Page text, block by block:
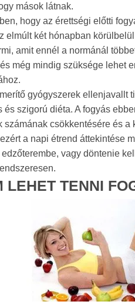
mások látnak.
hogy az érettségi előtti
elmúlt két hónapban
amit ennél a normánál
még mindig szüksége lehet
gyógyszerek ellenjavallt
és szigorú diéta. A fogyás
számának csökkentésére és a
a napi étrend áttekintése
vagy döntenie
LEHET TENNI